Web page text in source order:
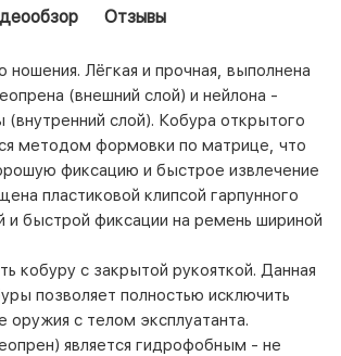
Отзывы
ношения. Лёгкая и прочная, выполнена
(внешний слой) и нейлона -
(внутренний слой). Кобура открытого
методом формовки по матрице, что
фиксацию и быстрое извлечение
пластиковой клипсой гарпунного
и быстрой фиксации на ремень шириной
кобуру с закрытой рукояткой. Данная
позволяет полностью исключить
оружия с телом эксплуатанта.
является гидрофобным - не